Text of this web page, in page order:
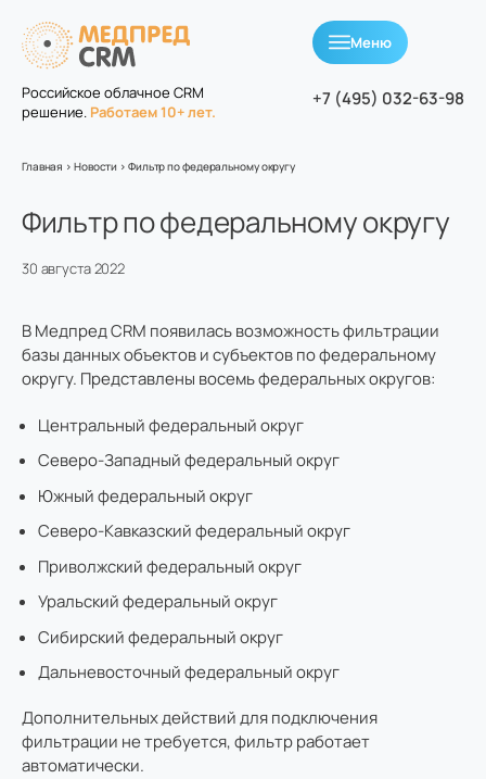
Российское облачное CRM
решение. Работаем 10+ лет.
+7 (495) 032-63-98
Меню
Главная > Новости > Фильтр по федеральному округу
Фильтр по федеральному округу
30 августа 2022
В Медпред CRM появилась возможность фильтрации
базы данных объектов и субъектов по федеральному
округу. Представлены восемь федеральных округов:
Центральный федеральный округ
Северо-Западный федеральный округ
Южный федеральный округ
Северо-Кавказский федеральный округ
Приволжский федеральный округ
Уральский федеральный округ
Сибирский федеральный округ
Дальневосточный федеральный округ
Дополнительных действий для подключения
фильтрации не требуется, фильтр работает
автоматически.